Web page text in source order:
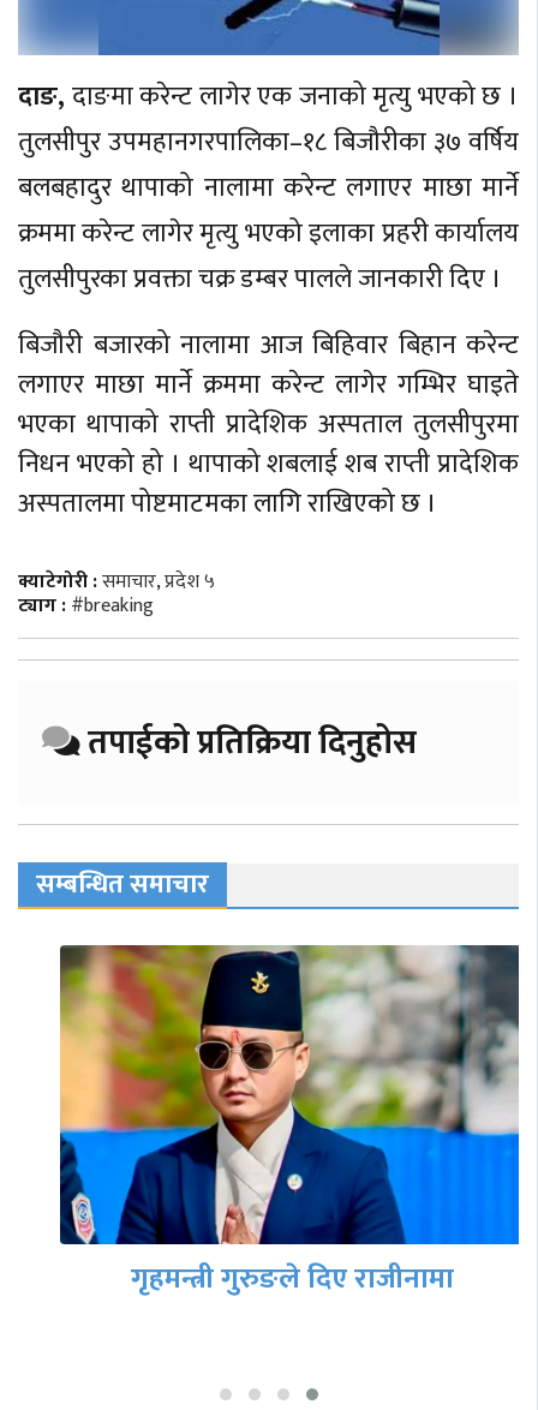
दाङ,दाङमा करेन्ट लागेर एक जनाको मृत्यु भएको छ ।
तुलसीपुर उपमहानगरपालिका–१८ बिजौरीका ३७ वर्षिय
बलबहादुर थापाको नालामा करेन्ट लगाएर माछा मार्ने
क्रममा करेन्ट लागेर मृत्यु भएको इलाका प्रहरी कार्यालय
तुलसीपुरका प्रवक्ता चक्र डम्बर पालले जानकारी दिए ।
बिजौरी बजारको नालामा आज बिहिवार बिहान करेन्ट
लगाएर माछा मार्ने क्रममा करेन्ट लागेर गम्भिर घाइते
भएका थापाको राप्ती प्रादेशिक अस्पताल तुलसीपुरमा
निधन भएको हो । थापाको शबलाई शब राप्ती प्रादेशिक
अस्पतालमा पोष्टमाटमका लागि राखिएको छ ।
क्याटेगोरी :समाचार,प्रदेश ५
ट्याग :#breaking
तपाईको प्रतिक्रिया दिनुहोस
सम्बन्धित समाचार
गृहमन्त्री गुरुङले दिए राजीनामा